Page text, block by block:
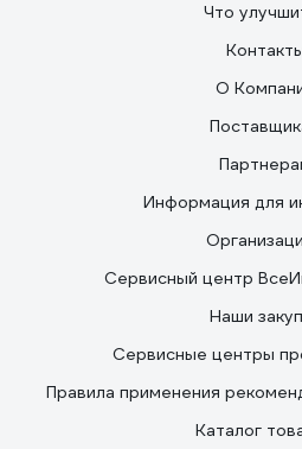
Что
О
Информация для
Сервисный центр
Наши
Сервисные центры
Правила применения
Каталог